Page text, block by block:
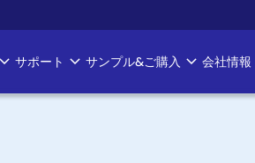
サポート サンプル&ご購入 会社情報